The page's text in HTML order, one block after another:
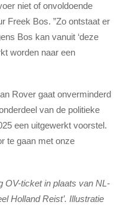
niet of onvoldoende
Freek Bos. ”Zo ontstaat er
Bos kan vanuit ‘deze
worden naar een
Rover gaat onverminderd
van de politieke
een uitgewerkt voorstel.
te gaan met onze
OV-ticket in plaats van NL-
Holland Reist’. Illustratie